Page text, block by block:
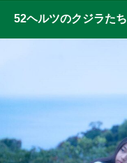
52ヘルツのクジラたち